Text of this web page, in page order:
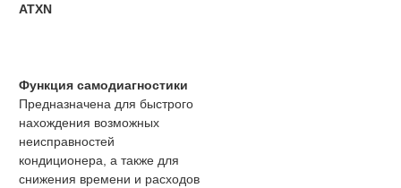
ATXN
Функция самодиагностики
Предназначена для быстрого
нахождения возможных
неисправностей
кондиционера, а также для
снижения времени и расходов